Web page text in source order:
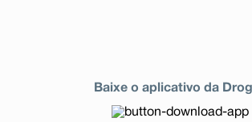
Baixe o aplicativo da